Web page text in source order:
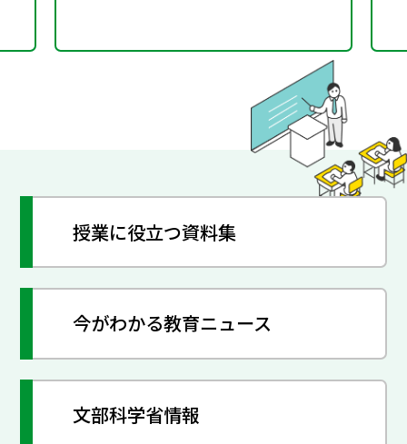
授業に役立つ資料集
今がわかる教育ニュース
文部科学省情報